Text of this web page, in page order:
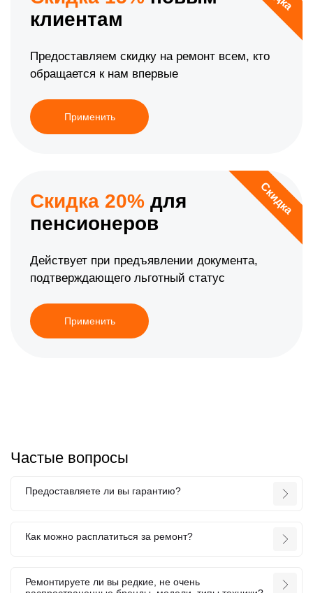
клиентам
Предоставляем скидку на ремонт всем, кто
обращается к нам впервые
Применить
Скидка
Скидка 20% для
пенсионеров
Действует при предъявлении документа,
подтверждающего льготный статус
Применить
Частые вопросы
Предоставляете ли вы гарантию?
Как можно расплатиться за ремонт?
Ремонтируете ли вы редкие, не очень